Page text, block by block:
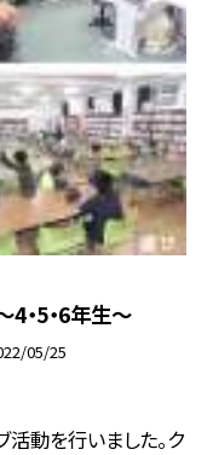
・5・6年生〜
05/25
動を行いました。ク